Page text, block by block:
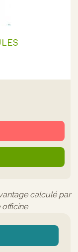
calculé par